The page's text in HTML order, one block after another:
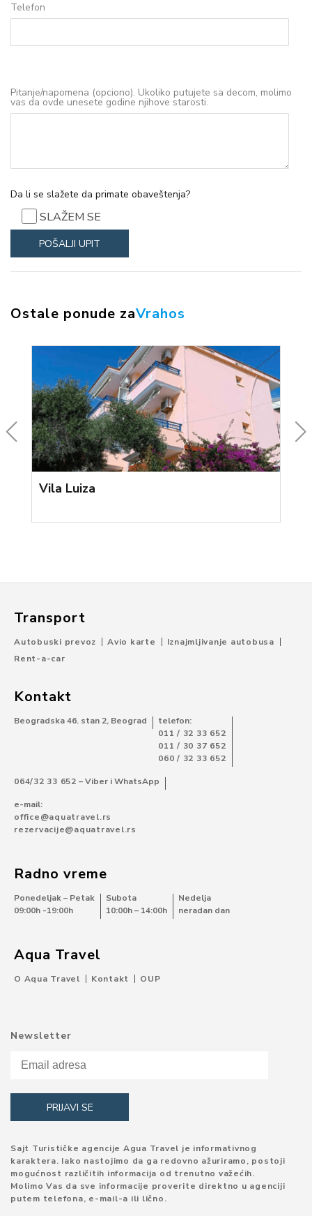
Telefon
Pitanje/napomena (opciono). Ukoliko putujete sa decom, molimo
vas da ovde unesete godine njihove starosti.
Da li se slažete da primate obaveštenja?
SLAŽEM SE
Ostale ponude zaVrahos
Vila Luiza
Transport
Autobuski prevoz Avio karte
Iznajmljivanje autobusa
Rent-a-car
Kontakt
Beogradska 46. stan 2, Beograd
telefon:
011 / 32 33 652
011 / 30 37 652
060 / 32 33 652
064/32 33 652 – Viber i WhatsApp
e-mail:
office@aquatravel.rs
rezervacije@aquatravel.rs
Radno vreme
Ponedeljak – Petak
09:00h -19:00h
Subota
10:00h – 14:00h
Nedelja
neradan dan
Aqua Travel
O Aqua Travel Kontakt OUP
Newsletter
Sajt Turističke agencije Agua Travel je informativnog
karaktera. Iako nastojimo da ga redovno ažuriramo, postoji
mogućnost različitih informacija od trenutno važećih.
Molimo Vas da sve informacije proverite direktno u agenciji
putem telefona, e-mail-a ili lično.